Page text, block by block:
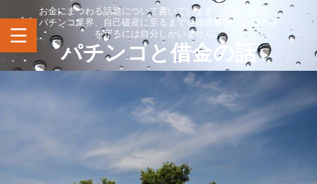
お金にまつわる話題について書いています。借金、闇金、
パチンコ業界、自己破産に至るまでを徹底解剖。自分の身
を守るには自分しかいません。
パチンコと借金の話